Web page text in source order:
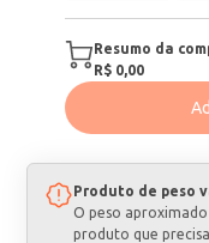
Resumo da
R$ 0,00
Produto de peso
O peso
produto que